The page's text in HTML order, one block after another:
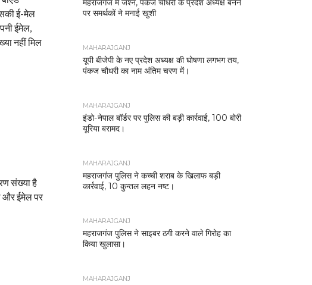
ई-मेल
ईमेल,
नहीं मिल
संख्या है
और ईमेल पर
महराजगंज में जश्न, पंकज चौधरी के प्रदेश अध्यक्ष बनने
पर समर्थकों ने मनाई खुशी
MAHARAJGANJ
यूपी बीजेपी के नए प्रदेश अध्यक्ष की घोषणा लगभग तय,
पंकज चौधरी का नाम अंतिम चरण में।
MAHARAJGANJ
इंडो-नेपाल बॉर्डर पर पुलिस की बड़ी कार्रवाई, 100 बोरी
यूरिया बरामद।
MAHARAJGANJ
महराजगंज पुलिस ने कच्ची शराब के खिलाफ बड़ी
कार्रवाई, 10 कुन्तल लहन नष्ट।
MAHARAJGANJ
महराजगंज पुलिस ने साइबर ठगी करने वाले गिरोह का
किया खुलासा।
MAHARAJGANJ